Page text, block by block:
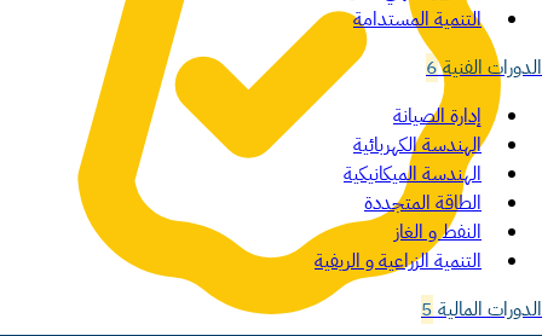
التنمية المستدامة
الدورات الفنية6
إدارة الصيانة
الهندسة الكهربائية
الهندسة الميكانيكية
الطاقة المتجددة
النفط و الغاز
التنمية الزراعية و الريفية
الدورات المالية5